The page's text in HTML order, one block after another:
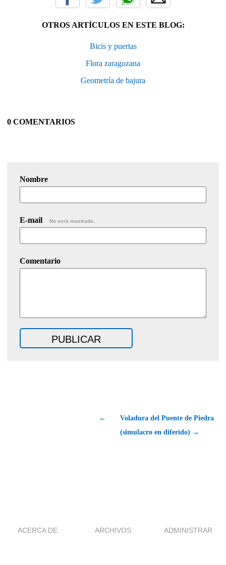
OTROS ARTÍCULOS EN ESTE BLOG:
Bicis y puertas
Flora zaragozana
Geometría de bajura
0 COMENTARIOS
Nombre
E-mail No será mostrado.
Comentario
←
Voladura del Puente de Piedra
(simulacro en diferido) →
ACERCA DE ARCHIVOS ADMINISTRAR